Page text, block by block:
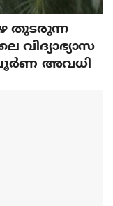
തുടരുന്ന
വിദ്യാഭ്യാസ
അവധി